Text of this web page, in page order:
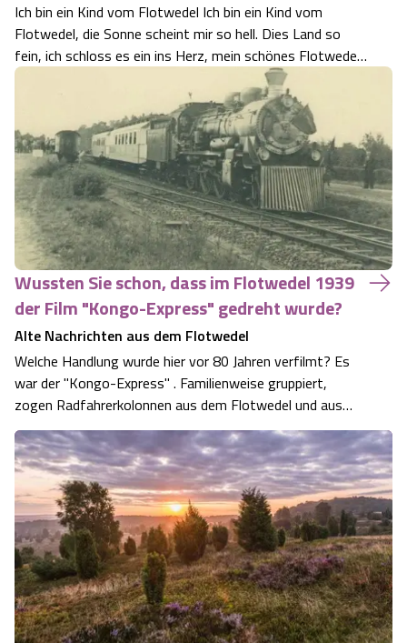
Ich bin ein Kind vom Flotwedel Ich bin ein Kind vom
Flotwedel, die Sonne scheint mir so hell. Dies Land so
fein, ich schloss es ein ins Herz, mein schönes Flotwedel.
Wo Aller und die Fuhse fließt, das Gras auf saft´gen
Wiesen sprießt, wo Sumpf und Sand, durch Fleiß
entstand ein blühend Land, das d…
Wussten Sie schon, dass im Flotwedel 1939
der Film "Kongo-Express" gedreht wurde?
Alte Nachrichten aus dem Flotwedel
Welche Handlung wurde hier vor 80 Jahren verfilmt? Es
war der "Kongo-Express" . Familienweise gruppiert,
zogen Radfahrerkolonnen aus dem Flotwedel und aus
Celle nach Offensen, um die Filmaufnahmen am Bahnhof
Offensen zu erleben. Die Bahnpolizei sperrte das
Aufnahmegelände ab. Man sprach sogar vo…